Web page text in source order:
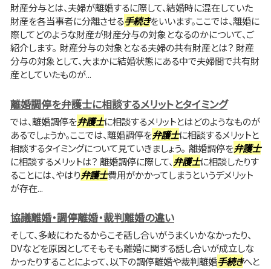
財産分与とは、夫婦が離婚するに際して、結婚時に混在していた
財産を各当事者に分離させる手続きをいいます。ここでは、離婚に
際してどのような財産が財産分与の対象となるのかについて、ご
紹介します。 財産分与の対象となる夫婦の共有財産とは？ 財産
分与の対象として、大まかに結婚状態にある中で夫婦間で共有財
産としていたものが...
離婚調停を弁護士に相談するメリットとタイミング
では、離婚調停を弁護士に相談するメリットとはどのようなものが
あるでしょうか。ここでは、離婚調停を弁護士に相談するメリットと
相談するタイミングについて見ていきましょう。 離婚調停を弁護士
に相談するメリットは？ 離婚調停に際して、 弁護士に相談したりす
ることには、やはり弁護士費用がかかってしまうというデメリット
が存在...
協議離婚・調停離婚・裁判離婚の違い
そして、多岐にわたるからこそ話し合いがうまくいかなかったり、
DVなどを原因としてそもそも離婚に関する話し合いが成立しな
かったりすることによって、以下の調停離婚や裁判離婚手続きへと